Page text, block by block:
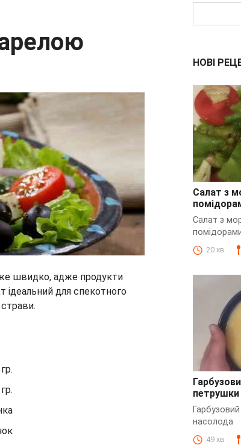
швидко, адже продукти
ідеальний для спекотного
гр.
гр.
НОВІ
З
Салат з
Салат з
20 хв
насолода
49 хв